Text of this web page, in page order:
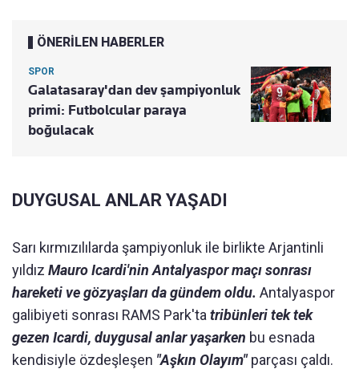
ÖNERİLEN HABERLER
SPOR
Galatasaray'dan dev şampiyonluk
primi: Futbolcular paraya
boğulacak
DUYGUSAL ANLAR YAŞADI
Sarı kırmızılılarda şampiyonluk ile birlikte Arjantinli
yıldız Mauro Icardi'nin Antalyaspor maçı sonrası
hareketi ve gözyaşları da gündem oldu. Antalyaspor
galibiyeti sonrası RAMS Park'ta tribünleri tek tek
gezen Icardi, duygusal anlar yaşarken bu esnada
kendisiyle özdeşleşen "Aşkın Olayım"parçası çaldı.